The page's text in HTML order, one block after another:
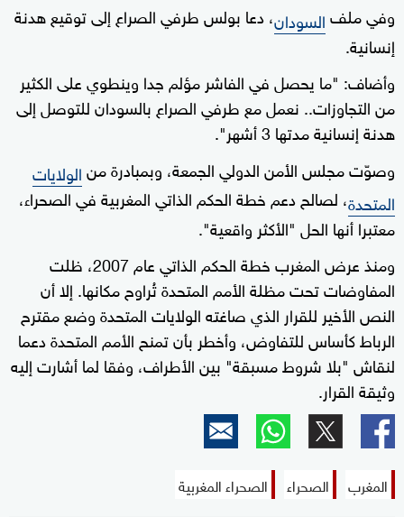
وفي ملفالسودان، دعا بولس طرفي الصراع إلى توقيع هدنة
إنسانية.
وأضاف: "ما يحصل في الفاشر مؤلم جدا وينطوي على الكثير
من التجاوزات.. نعمل مع طرفي الصراع بالسودان للتوصل إلى
هدنة إنسانية مدتها 3 أشهر".
وصوّت مجلس الأمن الدولي الجمعة، وبمبادرة منالولايات
المتحدة، لصالح دعم خطة الحكم الذاتي المغربية في الصحراء،
معتبرا أنها الحل "الأكثر واقعية".
ومنذ عرض المغرب خطة الحكم الذاتي عام 2007، ظلت
المفاوضات تحت مظلة الأمم المتحدة تُراوح مكانها. إلا أن
النص الأخير للقرار الذي صاغته الولايات المتحدة وضع مقترح
الرباط كأساس للتفاوض، وأخطر بأن تمنح الأمم المتحدة دعما
لنقاش "بلا شروط مسبقة" بين الأطراف، وفقا لما أشارت إليه
وثيقة القرار.
المغرب الصحراء الصحراء المغربية